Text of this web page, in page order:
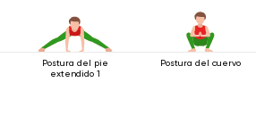
Postura del pie
extendido 1
Postura del cuervo